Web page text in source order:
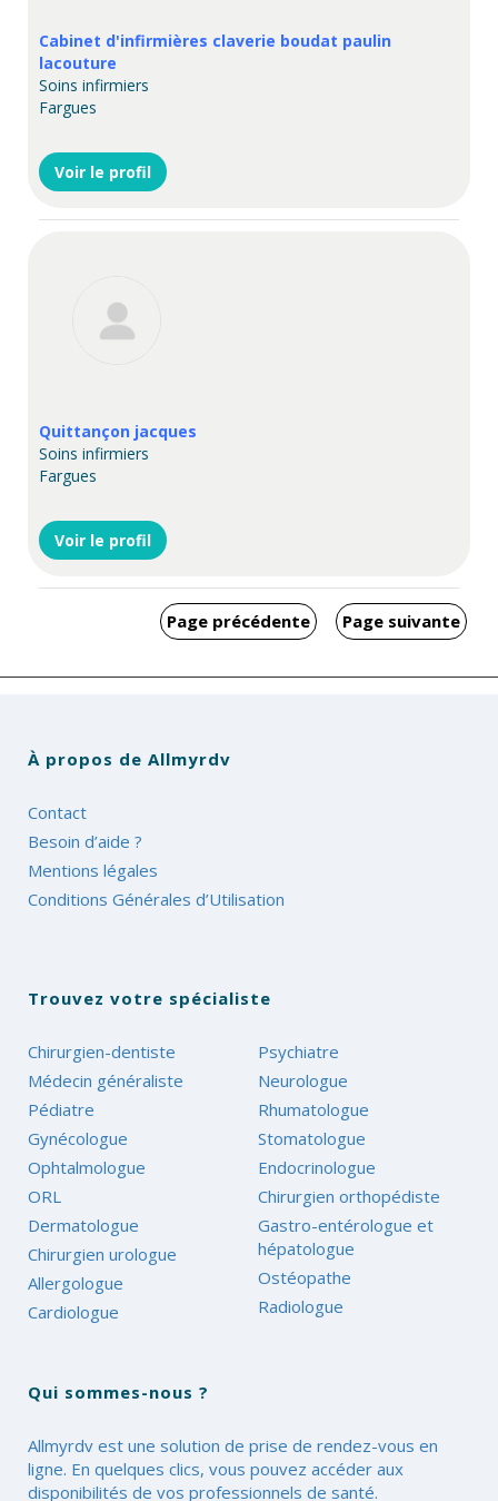
Cabinet d'infirmières claverie boudat paulin
lacouture
Soins infirmiers
Fargues
Voir le profil
Quittançon jacques
Soins infirmiers
Fargues
Voir le profil
Page précédente Page suivante
À propos de Allmyrdv
Contact
Besoin d’aide ?
Mentions légales
Conditions Générales d’Utilisation
Trouvez votre spécialiste
Chirurgien-dentiste
Médecin généraliste
Pédiatre
Gynécologue
Ophtalmologue
ORL
Dermatologue
Chirurgien urologue
Allergologue
Cardiologue
Psychiatre
Neurologue
Rhumatologue
Stomatologue
Endocrinologue
Chirurgien orthopédiste
Gastro-entérologue et
hépatologue
Ostéopathe
Radiologue
Qui sommes-nous ?
Allmyrdv est une solution de prise de rendez-vous en
ligne. En quelques clics, vous pouvez accéder aux
disponibilités de vos professionnels de santé.